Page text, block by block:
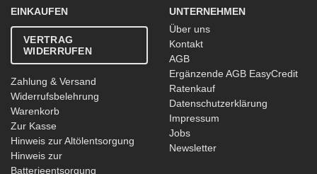
EINKAUFEN
VERTRAG
WIDERRUFEN
Zahlung & Versand
Widerrufsbelehrung
Warenkorb
Zur Kasse
Hinweis zur Altölentsorgung
Hinweis zur
Batterieentsorgung
UNTERNEHMEN
Über uns
Kontakt
AGB
Ergänzende AGB EasyCredit
Ratenkauf
Datenschutzerklärung
Impressum
Jobs
Newsletter